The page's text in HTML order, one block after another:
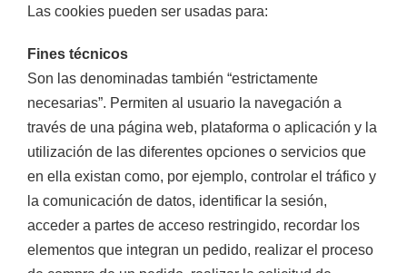
Las cookies pueden ser usadas para:
Fines técnicos
Son las denominadas también “estrictamente
necesarias”. Permiten al usuario la navegación a
través de una página web, plataforma o aplicación y la
utilización de las diferentes opciones o servicios que
en ella existan como, por ejemplo, controlar el tráfico y
la comunicación de datos, identificar la sesión,
acceder a partes de acceso restringido, recordar los
elementos que integran un pedido, realizar el proceso